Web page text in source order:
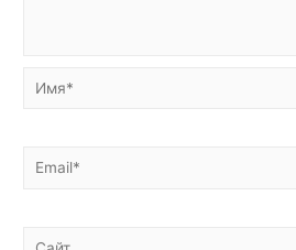
Имя*
Email*
Сайт